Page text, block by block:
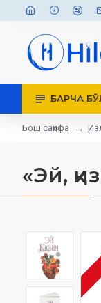
БАРЧА
Бош саҳифа
«Эй,